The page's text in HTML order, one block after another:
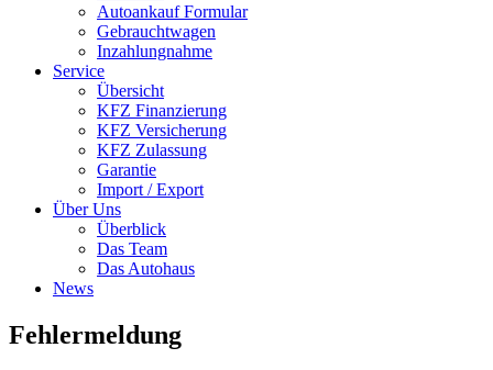
Autoankauf Formular
Gebrauchtwagen
Inzahlungnahme
Service
Übersicht
KFZ Finanzierung
KFZ Versicherung
KFZ Zulassung
Garantie
Import / Export
Über Uns
Überblick
Das Team
Das Autohaus
News
Fehlermeldung